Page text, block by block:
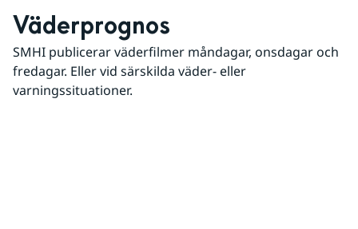
Väderprognos
SMHI publicerar väderfilmer måndagar, onsdagar och
fredagar. Eller vid särskilda väder- eller
varningssituationer.